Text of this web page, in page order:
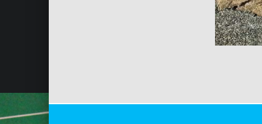
Skip back to main navigation
Post navigation